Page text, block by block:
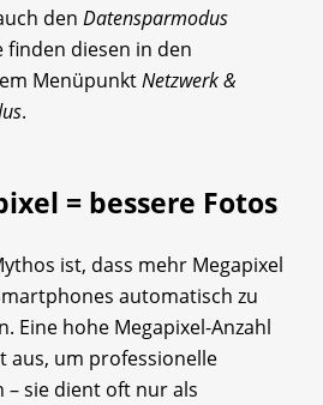
den Datensparmodus
finden diesen in den
MenüpunktNetzwerk &
.
= bessere Fotos
ist, dass mehr Megapixel
automatisch zu
Eine hohe Megapixel-Anzahl
aus, um professionelle
– sie dient oft nur als